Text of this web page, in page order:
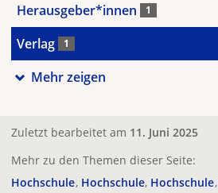
Herausgeber*innen 1
Verlag 1
Mehr zeigen
Zuletzt bearbeitet am 11. Juni 2025
Mehr zu den Themen dieser Seite:
Hochschule Hochschule Hochschule